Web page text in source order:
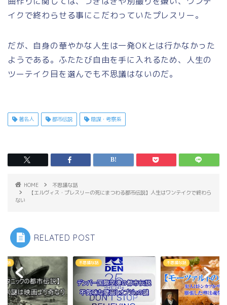
イクで終わらせる事にこだわっていたプレスリー。
だが、自身の華やかな人生は一発OKとは行かなかった
ようである。ふたたび自由を手に入れるため、人生の
ツーテイク目を選んでも不思議はないのだ。
著名人 都市伝説 陰謀・考察系
HOME
不思議な話
【エルヴィス・プレスリーの死にまつわる都市伝説】人生はワンテイクで終わら
ない
RELATED POST
な話 不思議な話 不思議な話